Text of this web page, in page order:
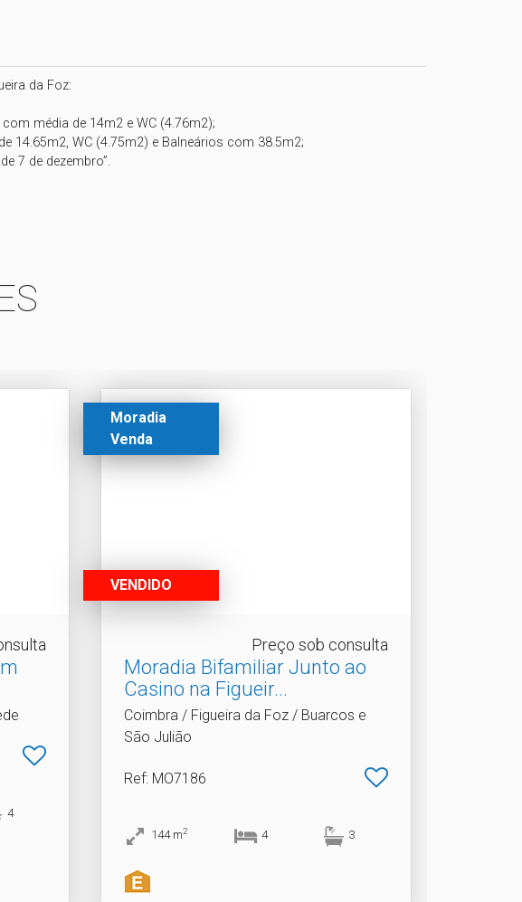
da Foz:
média de 14m2 e WC (4.76m2);
14.65m2, WC (4.75m2) e Balneários com 38.5m2;
7 de dezembro”.
4
Moradia
Venda
VENDIDO
Preço sob consulta
Moradia Bifamiliar Junto ao
Casino na Figueir.​..
Coimbra / Figueira da Foz / Buarcos e
São Julião
Ref: MO7186
144 m2 4 3